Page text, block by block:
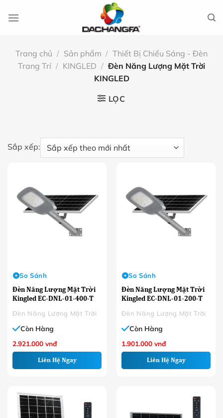
đến
Trang chủ / Sản phẩm / Thiết Bị Chiếu Sáng - Đèn
Trang Trí / KINGLED / Đèn Năng Lượng Mặt Trời
KINGLED
LỌC
Sắp xếp:
Đèn Năng Lượng Mặt Trời
Đèn Năng Lượng Mặt Trời
Kingled EC-DNL-01-400-T
So Sánh
Còn Hàng
2.921.000 vnđ
Liên Hệ Ngay
Đèn Năng Lượng Mặt Trời
Đèn Năng Lượng Mặt Trời
Kingled EC-DNL-01-200-T
So Sánh
Còn Hàng
1.901.000 vnđ
Liên Hệ Ngay